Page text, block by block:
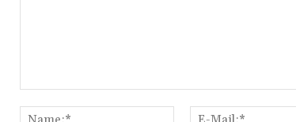
Name:*